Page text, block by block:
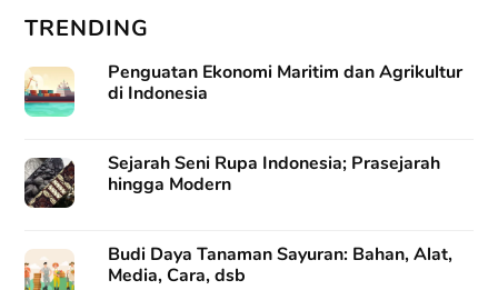
TRENDING
Penguatan Ekonomi Maritim dan Agrikultur
di Indonesia
Sejarah Seni Rupa Indonesia; Prasejarah
hingga Modern
Budi Daya Tanaman Sayuran: Bahan, Alat,
Media, Cara, dsb